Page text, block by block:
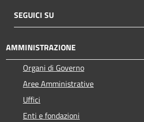
SEGUICI SU
AMMINISTRAZIONE
Organi di Governo
Aree Amministrative
Uffici
Enti e fondazioni